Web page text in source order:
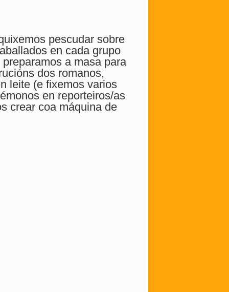
pescudar sobre
en cada grupo
a masa para
dos romanos,
leite (e fixemos varios
en reporteiros/as
crear coa máquina de